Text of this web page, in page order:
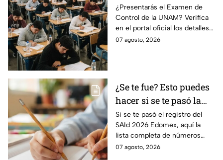
examen de control?
¿Presentarás el Examen de
Control de la UNAM? Verifica
en el portal oficial los detalles
de tu cita y los puntajes
07 agosto, 2026
¿Se te fue? Esto puedes
hacer si se te pasó la
fecha de preinscripción
SAID Edomex 2026
Si se te pasó el registro del
SAId 2026 Edomex, aquí la
lista completa de números
telefónicos y correos de
07 agosto, 2026